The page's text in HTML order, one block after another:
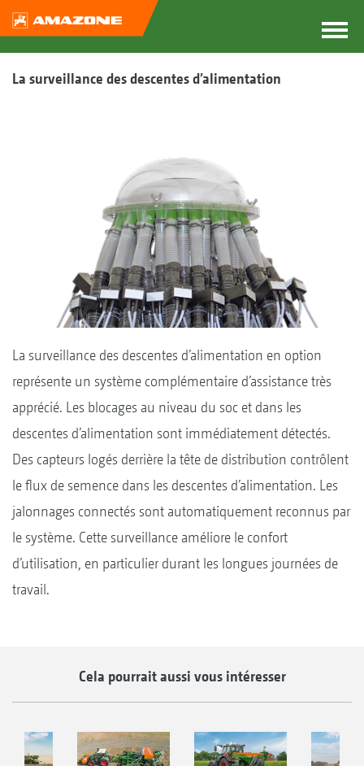
La surveillance des descentes d’alimentation
La surveillance des descentes d’alimentation en option
représente un système complémentaire d’assistance très
apprécié. Les blocages au niveau du soc et dans les
descentes d’alimentation sont immédiatement détectés.
Des capteurs logés derrière la tête de distribution contrôlent
le flux de semence dans les descentes d’alimentation. Les
jalonnages connectés sont automatiquement reconnus par
le système. Cette surveillance améliore le confort
d’utilisation, en particulier durant les longues journées de
travail.
Cela pourrait aussi vous intéresser